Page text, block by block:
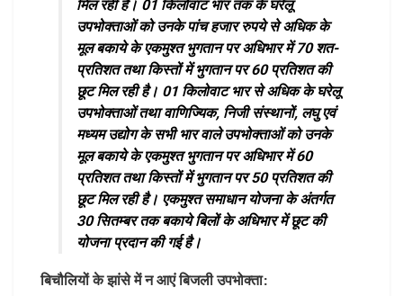
मिल रही है। 01 किलोवाट भार तक के घरेलू
उपभोक्ताओं को उनके पांच हजार रुपये से अधिक के
मूल बकाये के एकमुश्त भुगतान पर अधिभार में 70 शत-
प्रतिशत तथा किस्तों में भुगतान पर 60 प्रतिशत की
छूट मिल रही है। 01 किलोवाट भार से अधिक के घरेलू
उपभोक्ताओं तथा वाणिज्यिक, निजी संस्थानों, लघु एवं
मध्यम उद्योग के सभी भार वाले उपभोक्ताओं को उनके
मूल बकाये के एकमुश्त भुगतान पर अधिभार में 60
प्रतिशत तथा किस्तों में भुगतान पर 50 प्रतिशत की
छूट मिल रही है। एकमुश्त समाधान योजना के अंतर्गत
30 सितम्बर तक बकाये बिलों के अधिभार में छूट की
योजना प्रदान की गई है।
बिचौलियों के झांसे में न आएं बिजली उपभोक्ता: